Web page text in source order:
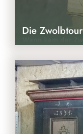
Die Zwolbtour